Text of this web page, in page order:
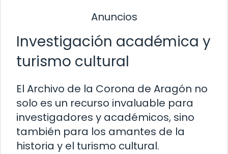
Anuncios
Investigación académica y
turismo cultural
El Archivo de la Corona de Aragón no
solo es un recurso invaluable para
investigadores y académicos, sino
también para los amantes de la
historia y el turismo cultural.